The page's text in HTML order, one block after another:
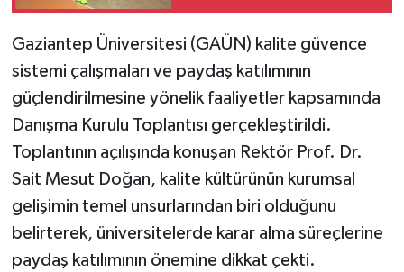
Gaziantep Üniversitesi (GAÜN) kalite güvence
sistemi çalışmaları ve paydaş katılımının
güçlendirilmesine yönelik faaliyetler kapsamında
Danışma Kurulu Toplantısı gerçekleştirildi.
Toplantının açılışında konuşan Rektör Prof. Dr.
Sait Mesut Doğan, kalite kültürünün kurumsal
gelişimin temel unsurlarından biri olduğunu
belirterek, üniversitelerde karar alma süreçlerine
paydaş katılımının önemine dikkat çekti.